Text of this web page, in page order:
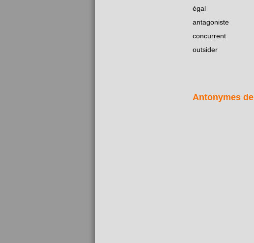
égal
antagoniste
concurrent
outsider
Antonymes de